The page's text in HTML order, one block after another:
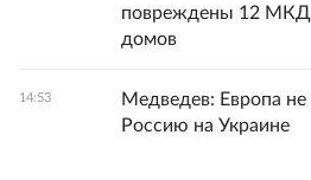
повреждены 12 МКД
домов
14:53
Медведев: Европа не
Россию на Украине